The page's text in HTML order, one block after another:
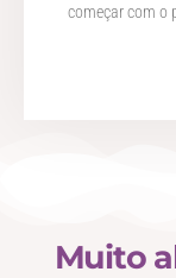
começar com o
Muito